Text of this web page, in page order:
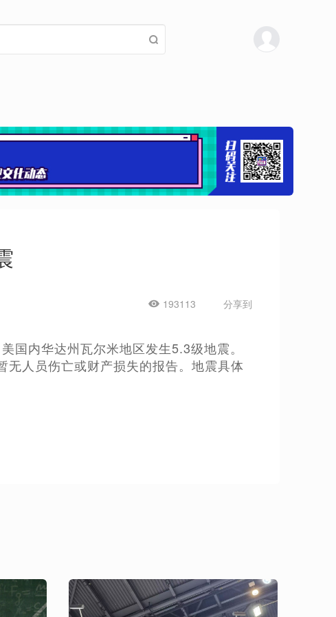
193113 分享到
国内华达州瓦尔米地区发生5.3级地震。
人员伤亡或财产损失的报告。地震具体